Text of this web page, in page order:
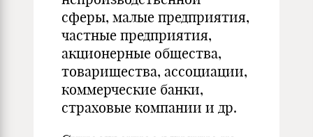
сферы, малые предприятия,
частные предприятия,
акционерные общества,
товарищества, ассоциации,
коммерческие банки,
страховые компании и др.